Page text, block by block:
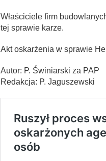
Właściciele firm
tej sprawie karze.
Akt oskarżenia w sprawie
Autor: P. Świniarski za PAP
Redakcja: P. Jaguszewski